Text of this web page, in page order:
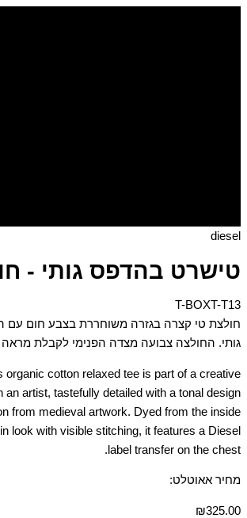
דילוג
diesel
טישרט בהדפס גותי -
T-BOXT-T13
חולצת טי קצרה בגזרה משוחררת בצבע חום עם
גותי. החולצה צבועה מצדה הפנימי לקבלת מראה
organic cotton relaxed tee is part of a creative
an artist, tastefully detailed with a tonal design
from medieval artwork. Dyed from the inside
look with visible stitching, it features a Diesel
label transfer on the chest.
מחיר אאוטלט:
₪325.00
כמות